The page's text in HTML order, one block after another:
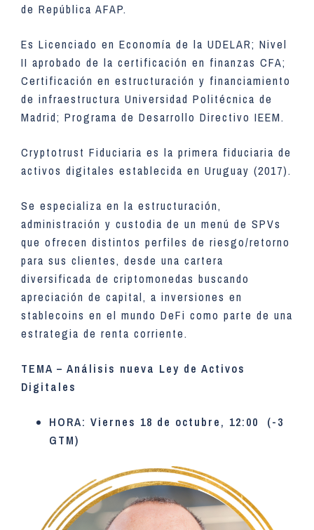
de República AFAP.
Es Licenciado en Economía de la UDELAR; Nivel
II aprobado de la certificación en finanzas CFA;
Certificación en estructuración y financiamiento
de infraestructura Universidad Politécnica de
Madrid; Programa de Desarrollo Directivo IEEM.
Cryptotrust Fiduciaria es la primera fiduciaria de
activos digitales establecida en Uruguay (2017).
Se especializa en la estructuración,
administración y custodia de un menú de SPVs
que ofrecen distintos perfiles de riesgo/retorno
para sus clientes, desde una cartera
diversificada de criptomonedas buscando
apreciación de capital, a inversiones en
stablecoins en el mundo DeFi como parte de una
estrategia de renta corriente.
TEMA – Análisis nueva Ley de Activos
Digitales
HORA: Viernes 18 de octubre, 12:00 (-3
GTM)